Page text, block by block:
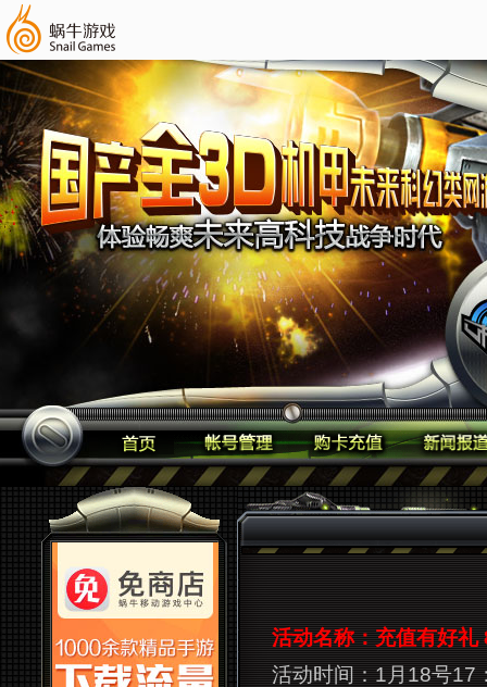
活动名称：充值有好礼
活动时间：1月18号17